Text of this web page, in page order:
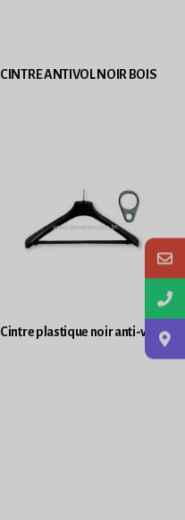
CINTRE ANTIVOL NOIR BOIS
Cintre plastique noir anti-vol